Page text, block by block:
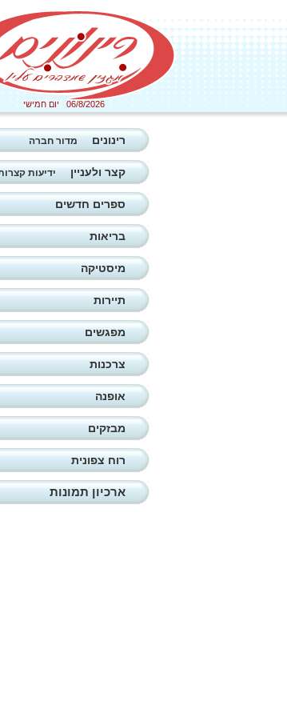
06/8/2026 יום חמישי
רינונים מדור חברה
קצר ולעניין ידיעות
ספרים חדשים
בריאות
מיסטיקה
תיירות
מפגשים
צרכנות
אופנה
מבזקים
רוח צפונית
ארכיון תמונות